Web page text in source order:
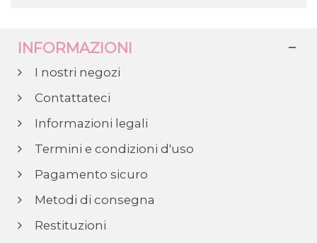
INFORMAZIONI
I nostri negozi
Contattateci
Informazioni legali
Termini e condizioni d'uso
Pagamento sicuro
Metodi di consegna
Restituzioni